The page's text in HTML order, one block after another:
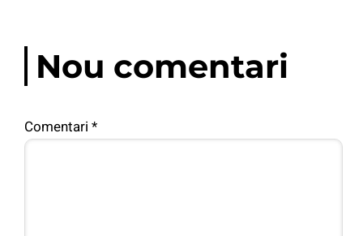
Nou comentari
Comentari *